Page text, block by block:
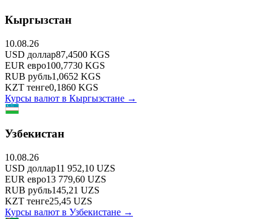
Кыргызстан
10.08.26
USD доллар87,4500 KGS
EUR евро100,7730 KGS
RUB рубль1,0652 KGS
KZT тенге0,1860 KGS
Курсы валют в Кыргызстане →
Узбекистан
10.08.26
USD доллар11 952,10 UZS
EUR евро13 779,60 UZS
RUB рубль145,21 UZS
KZT тенге25,45 UZS
Курсы валют в Узбекистане →